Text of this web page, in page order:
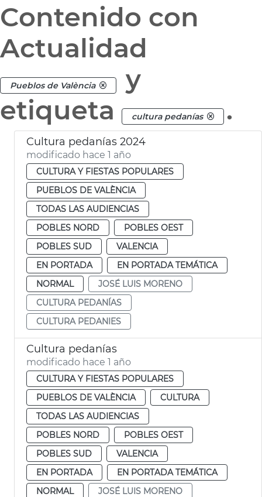
Contenido con
Actualidad
Pueblos de València
y
etiqueta
cultura pedanías .
Cultura pedanías 2024
modificado hace 1 año
CULTURA Y FIESTAS POPULARES
PUEBLOS DE VALÈNCIA
TODAS LAS AUDIENCIAS
POBLES NORD
POBLES OEST
POBLES SUD
VALENCIA
EN PORTADA
EN PORTADA TEMÁTICA
NORMAL
JOSÉ LUIS MORENO
CULTURA PEDANÍAS
CULTURA PEDANIES
Cultura pedanías
modificado hace 1 año
CULTURA Y FIESTAS POPULARES
PUEBLOS DE VALÈNCIA
CULTURA
TODAS LAS AUDIENCIAS
POBLES NORD
POBLES OEST
POBLES SUD
VALENCIA
EN PORTADA
EN PORTADA TEMÁTICA
NORMAL
JOSÉ LUIS MORENO